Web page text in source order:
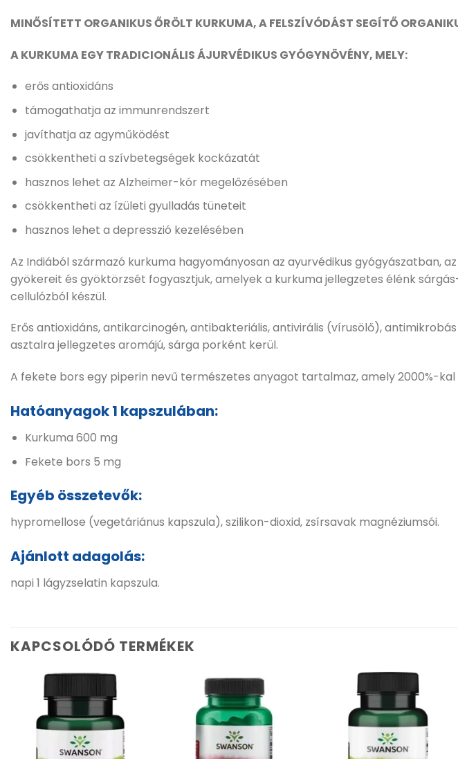
MINŐSÍTETT ORGANIKUS ŐRÖLT KURKUMA, A FELSZÍVÓDÁST SEGÍTŐ
A KURKUMA EGY TRADICIONÁLIS ÁJURVÉDIKUS GYÓGYNÖVÉNY, MELY:
erős antioxidáns
támogathatja az immunrendszert
javíthatja az agyműködést
csökkentheti a szívbetegségek kockázatát
hasznos lehet az Alzheimer-kór megelőzésében
csökkentheti az ízületi gyulladás tüneteit
hasznos lehet a depresszió kezelésében
Az Indiából származó kurkuma hagyományosan az ayurvédikus gyógyászatban,
gyökereit és gyöktörzsét fogyasztjuk, amelyek a kurkuma jellegzetes élénk
cellulózból készül.
Erős antioxidáns, antikarcinogén, antibakteriális, antivirális (vírusölő),
asztalra jellegzetes aromájú, sárga porként kerül.
A fekete bors egy piperin nevű természetes anyagot tartalmaz, amely 2000%-
Hatóanyagok 1 kapszulában:
Kurkuma 600 mg
Fekete bors 5 mg
Egyéb összetevők:
hypromellose (vegetáriánus kapszula), szilikon-dioxid, zsírsavak magnéziumsói.
Ajánlott adagolás:
napi 1 lágyzselatin kapszula.
KAPCSOLÓDÓ TERMÉKEK
adás
Kívánságlistához
adás
Kívánságlistához
adás